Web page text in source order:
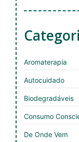
Aromaterapia
Autocuidado
Biodegradáveis
Consumo
De Onde Vem